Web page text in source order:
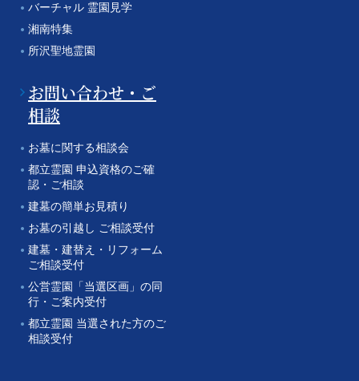
バーチャル 霊園見学
湘南特集
所沢聖地霊園
お問い合わせ・ご
相談
お墓に関する相談会
都立霊園 申込資格のご確
認・ご相談
建墓の簡単お見積り
お墓の引越し ご相談受付
建墓・建替え・リフォーム
ご相談受付
公営霊園「当選区画」の同
行・ご案内受付
都立霊園 当選された方のご
相談受付